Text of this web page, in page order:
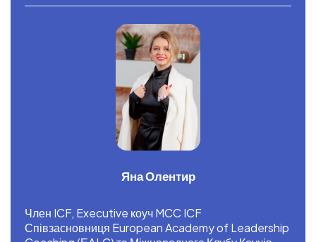
Яна Олентир
Член ICF, Executive коуч MCC ICF
Співзасновниця European Academy of Leadership